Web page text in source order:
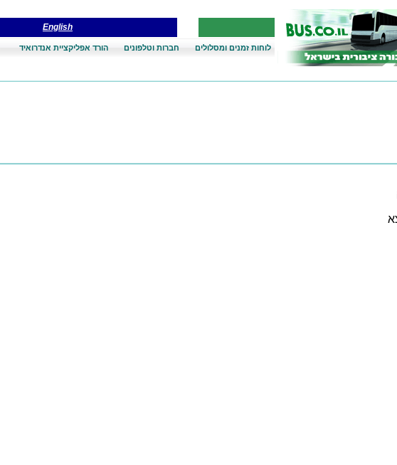
English
לוחות זמנים ומסלולים חברות וטלפונים הורד אפליקציית אנדרואיד